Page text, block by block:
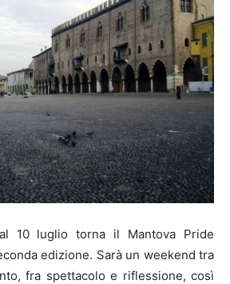
10 luglio torna il Mantova Pride
edizione. Sarà un weekend tra
fra spettacolo e riflessione, così